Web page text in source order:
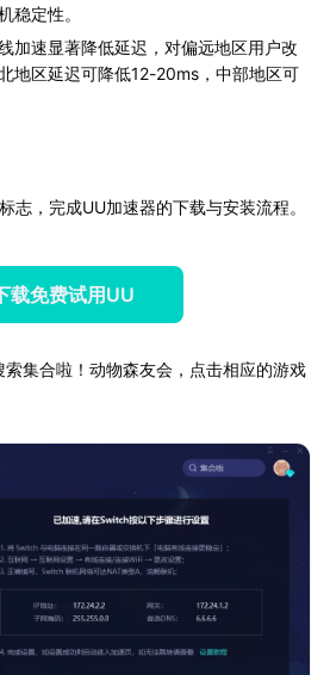
稳定性。
加速显著降低延迟，对偏远地区用户改
地区延迟可降低12-20ms，中部地区可
志，完成UU加速器的下载与安装流程。
载免费试用UU
集合啦！动物森友会，点击相应的游戏